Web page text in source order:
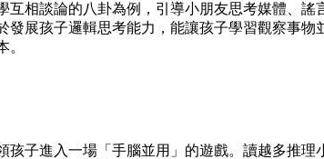
相談論的八卦為例，引導小朋友思考媒體、謠
展孩子邏輯思考能力，能讓孩子學習觀察事物
。
子進入一場「手腦並用」的遊戲。讀越多推理